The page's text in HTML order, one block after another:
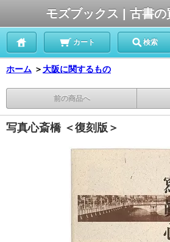
モズブックス | 古書の
カート 検索
ホーム ＞大阪に関するもの
前の商品へ
写真心斎橋 ＜復刻版＞